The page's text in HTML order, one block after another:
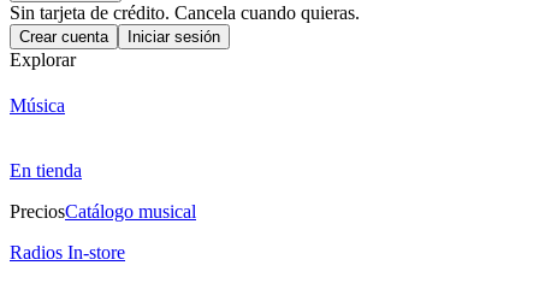
Sin tarjeta de crédito. Cancela cuando quieras.
Crear cuenta Iniciar sesión
Explorar
Música
En tienda
PreciosCatálogo musical
Radios In-store